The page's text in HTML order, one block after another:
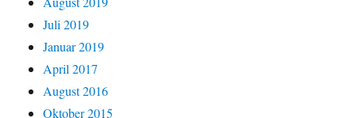
Juli 2019
Januar 2019
April 2017
August 2016
Oktober 2015